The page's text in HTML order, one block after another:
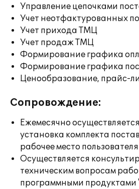
Управление цепочками
Учет неотфактурованных
Учет прихода ТМЦ
Учет продаж ТМЦ
Формирование графика
Формирование графика
Ценообразование, прайс-
Сопровождение:
Ежемесячно
установка комплекта
рабочее место пользователя
Осуществляется
техническим вопросам
программными продуктами